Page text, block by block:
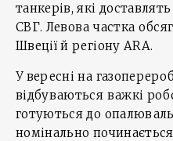
танкерів, які
СВГ. Левова частка
Швеції й регіону ARA.
У вересні на
відбуваються важкі
готуються до
номінально